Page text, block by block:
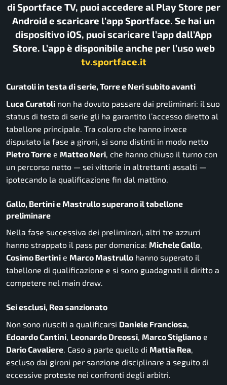
di Sportface TV, puoi accedere al Play Store per
Android e scaricare l’app Sportface. Se hai un
dispositivo iOS, puoi scaricare l’app dall’App
Store. L’app è disponibile anche per l’uso web
tv.sportface.it
Curatoli in testa di serie, Torre e Neri subito avanti
Luca Curatoli non ha dovuto passare dai preliminari: il suo
status di testa di serie gli ha garantito l’accesso diretto al
tabellone principale. Tra coloro che hanno invece
disputato la fase a gironi, si sono distinti in modo netto
Pietro Torre e Matteo Neri , che hanno chiuso il turno con
un percorso netto — sei vittorie in altrettanti assalti —
ipotecando la qualificazione fin dal mattino.
Gallo, Bertini e Mastrullo superano il tabellone
preliminare
Nella fase successiva dei preliminari, altri tre azzurri
hanno strappato il pass per domenica: Michele Gallo,
Cosimo Bertini e Marco Mastrullo hanno superato il
tabellone di qualificazione e si sono guadagnati il diritto a
competere nel main draw.
Sei esclusi, Rea sanzionato
Non sono riusciti a qualificarsi Daniele Franciosa,
Edoardo Cantini, Leonardo Dreossi, Marco Stigliano e
Dario Cavaliere. Caso a parte quello di Mattia Rea,
escluso dai gironi per sanzione disciplinare a seguito di
eccessive proteste nei confronti degli arbitri.